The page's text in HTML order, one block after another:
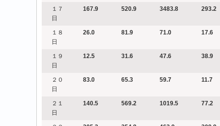
１７
日
167.9 520.9 3483.8 293.2
１８
日
26.0 81.9 71.0 17.6
１９
日
12.5 31.6 47.6 38.9
２０
日
83.0 65.3 59.7 11.7
２１
日
140.5 569.2 1019.5 77.2